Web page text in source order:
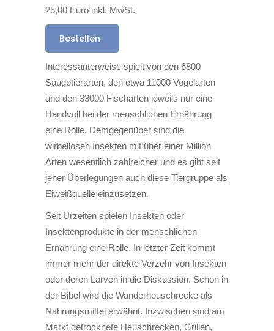
25,00 Euro inkl. MwSt.
Bestellen
Interessanterweise spielt von den 6800
Säugetierarten, den etwa 11000 Vogelarten
und den 33000 Fischarten jeweils nur eine
Handvoll bei der menschlichen Ernährung
eine Rolle. Demgegenüber sind die
wirbellosen Insekten mit über einer Million
Arten wesentlich zahlreicher und es gibt seit
jeher Überlegungen auch diese Tiergruppe als
Eiweißquelle einzusetzen.
Seit Urzeiten spielen Insekten oder
Insektenprodukte in der menschlichen
Ernährung eine Rolle. In letzter Zeit kommt
immer mehr der direkte Verzehr von Insekten
oder deren Larven in die Diskussion. Schon in
der Bibel wird die Wanderheuschrecke als
Nahrungsmittel erwähnt. Inzwischen sind am
Markt getrocknete Heuschrecken, Grillen,